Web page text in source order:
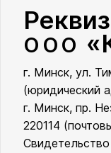
ООО
ООО «Кинг
г. Минск, ул.
(юридический
г. Минск, пр.
220114